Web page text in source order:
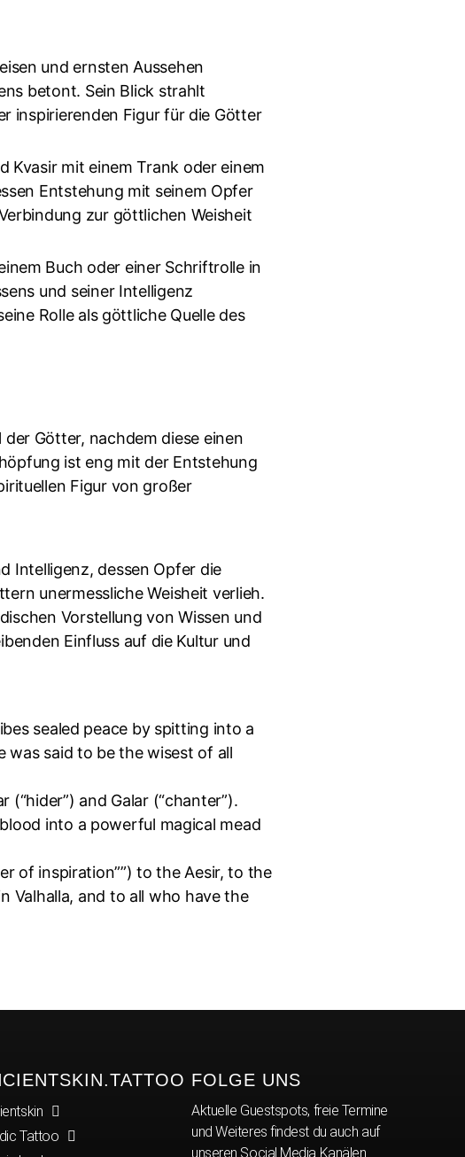
und ernsten Aussehen
betont. Sein Blick strahlt
inspirierenden Figur für die Götter
Kvasir mit einem Trank oder einem
Entstehung mit seinem Opfer
zur göttlichen Weisheit
Buch oder einer Schriftrolle in
und seiner Intelligenz
Rolle als göttliche Quelle des
Götter, nachdem diese einen
ist eng mit der Entstehung
Figur von großer
Intelligenz, dessen Opfer die
unermessliche Weisheit verlieh.
Vorstellung von Wissen und
Einfluss auf die Kultur und
sealed peace by spitting into a
was said to be the wisest of all
and Galar (“chanter”).
into a powerful magical mead
of inspiration””) to the Aesir, to the
Valhalla, and to all who have the
Tattoo
FOLGE UNS
Aktuelle Guestspots, freie Termine
und Weiteres findest du auch auf
unseren Social Media Kanälen.